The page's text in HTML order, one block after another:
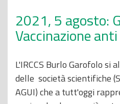
2021, 5 agosto:
Vaccinazione anti
L'IRCCS Burlo Garofolo si
delle società scientifiche
AGUI) che a tutt'oggi